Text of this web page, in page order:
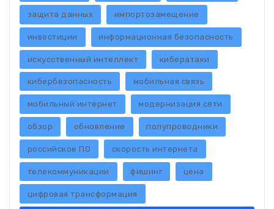
защита данных импортозамещение
инвестиции информационная безопасность
искусственный интеллект кибератаки
кибербезопасность мобильная связь
мобильный интернет модернизация сети
обзор обновление полупроводники
российское ПО скорость интернета
телекоммуникации фишинг цена
цифровая трансформация